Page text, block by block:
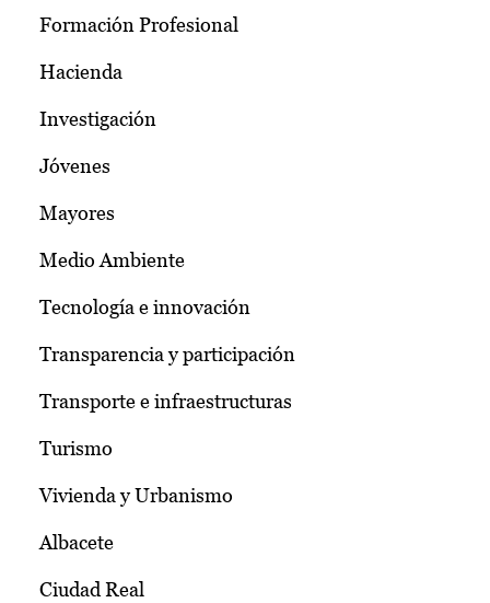
Formación Profesional
Hacienda
Investigación
Jóvenes
Mayores
Medio Ambiente
Tecnología e innovación
Transparencia y participación
Transporte e infraestructuras
Turismo
Vivienda y Urbanismo
Albacete
Ciudad Real